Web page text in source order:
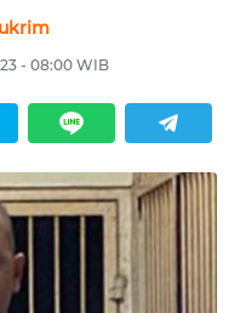
- 08:00 WIB